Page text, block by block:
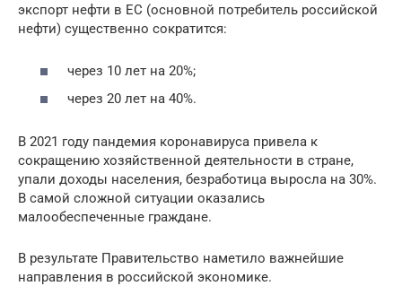
экспорт нефти в ЕС (основной потребитель российской
нефти) существенно сократится:
через 10 лет на 20%;
через 20 лет на 40%.
В 2021 году пандемия коронавируса привела к
сокращению хозяйственной деятельности в стране,
упали доходы населения, безработица выросла на 30%.
В самой сложной ситуации оказались
малообеспеченные граждане.
В результате Правительство наметило важнейшие
направления в российской экономике.